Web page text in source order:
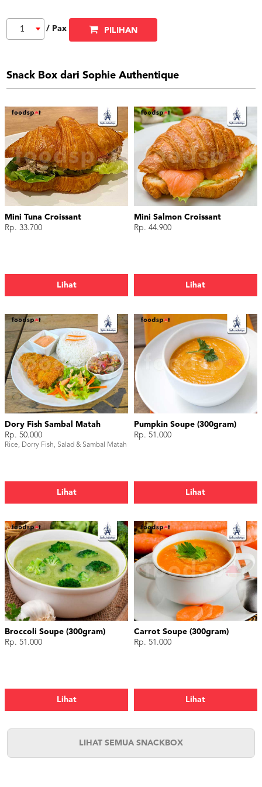
1 / Pax PILIHAN
Snack Box dari Sophie Authentique
Mini Tuna Croissant
Rp. 33.700
Lihat
Mini Salmon Croissant
Rp. 44.900
Lihat
Dory Fish Sambal Matah
Rp. 50.000
Rice, Dorry Fish, Salad & Sambal Matah
Lihat
Pumpkin Soupe (300gram)
Rp. 51.000
Lihat
Broccoli Soupe (300gram)
Rp. 51.000
Lihat
Carrot Soupe (300gram)
Rp. 51.000
Lihat
LIHAT SEMUA SNACKBOX